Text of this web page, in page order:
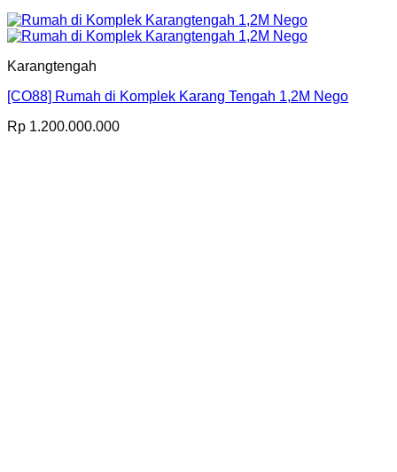
Karangtengah
[CO88] Rumah di Komplek Karang Tengah 1,2M Nego
Rp 1.200.000.000